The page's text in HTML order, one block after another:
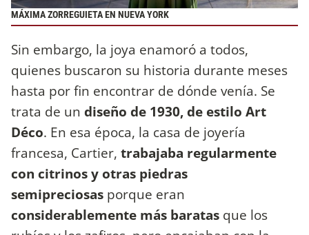
MÁXIMA ZORREGUIETA EN NUEVA YORK
Sin embargo, la joya enamoró a todos,
quienes buscaron su historia durante meses
hasta por fin encontrar de dónde venía. Se
trata de un diseño de 1930, de estilo Art
Déco. En esa época, la casa de joyería
francesa, Cartier, trabajaba regularmente
con citrinos y otras piedras
semipreciosas porque eran
considerablemente más baratas que los